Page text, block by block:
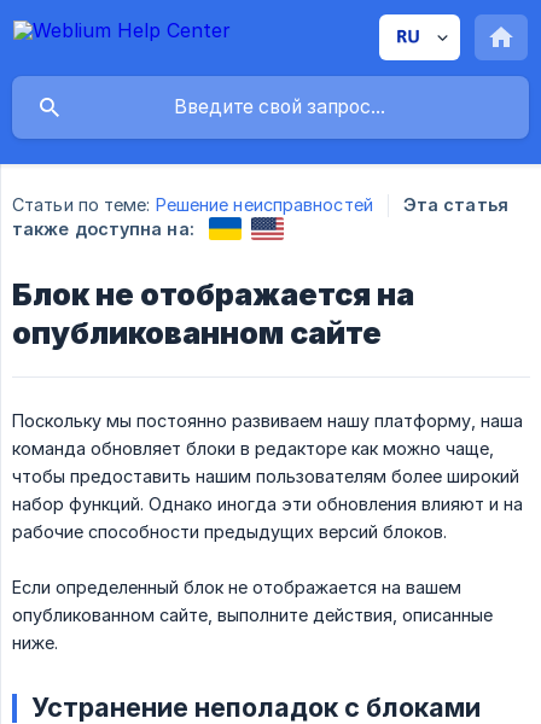
Статьи по теме: Решение неисправностей
Эта статья
также доступна на:
Блок не отображается на
опубликованном сайте
Поскольку мы постоянно развиваем нашу платформу, наша
команда обновляет блоки в редакторе как можно чаще,
чтобы предоставить нашим пользователям более широкий
набор функций. Однако иногда эти обновления влияют и на
рабочие способности предыдущих версий блоков.
Если определенный блок не отображается на вашем
опубликованном сайте, выполните действия, описанные
ниже.
Устранение неполадок с блоками